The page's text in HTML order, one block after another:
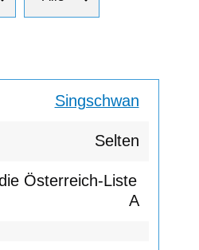
Singschwan
Selten
A